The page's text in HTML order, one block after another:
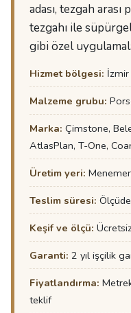
adası, tezgah
tezgahı ile
gibi özel
Hizmet bölgesi:
Malzeme grubu:
Marka: Çimstone,
AtlasPlan, T-One,
Üretim yeri:
Teslim süresi:
Keşif ve ölçü:
Garanti: 2 yıl işçilik
Fiyatlandırma:
teklif